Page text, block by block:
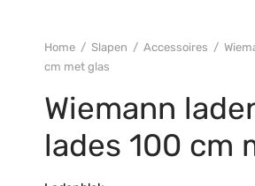
Home / Slapen / Accessoires /
cm met glas
Wiemann
lades 100 cm